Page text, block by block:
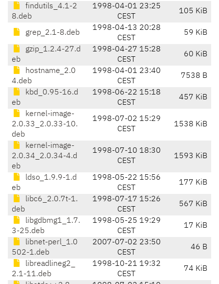
findutils_4.1-2
8.deb
1998-04-01 23:25
CEST
105 KiB
grep_2.1-8.deb
1998-04-13 20:28
CEST
59 KiB
gzip_1.2.4-27.d
eb
1998-04-27 15:28
CEST
60 KiB
hostname_2.0
4.deb
1998-04-01 23:40
CEST
7538 B
kbd_0.95-16.d
eb
1998-06-22 15:18
CEST
457 KiB
kernel-image-
2.0.33_2.0.33-10.
deb
1998-07-02 15:29
CEST
1538 KiB
kernel-image-
2.0.34_2.0.34-4.d
eb
1998-07-10 18:30
CEST
1593 KiB
ldso_1.9.9-1.d
eb
1998-05-22 15:56
CEST
177 KiB
libc6_2.0.7t-1.
deb
1998-07-17 15:26
CEST
567 KiB
libgdbmg1_1.7.
3-25.deb
1998-05-25 19:29
CEST
17 KiB
libnet-perl_1.0
502-1.deb
2007-07-02 23:50
CEST
46 B
libreadlineg2_
2.1-11.deb
1998-10-21 19:32
CEST
74 KiB